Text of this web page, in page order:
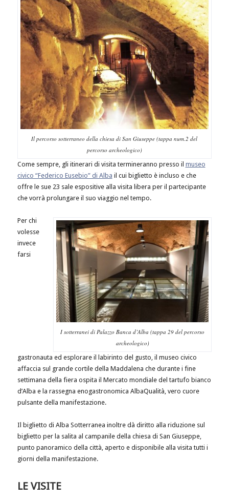
Il percorso sotterraneo della chiesa di San Giuseppe (tappa num.2 del
percorso archeologico)
Come sempre, gli itinerari di visita termineranno presso il museo
civico “Federico Eusebio” di Alba il cui biglietto è incluso e che
offre le sue 23 sale espositive alla visita libera per il partecipante
che vorrà prolungare il suo viaggio nel tempo.
I sotterranei di Palazzo Banca d’Alba (tappa 29 del percorso
archeologico)
Per chi
volesse
invece
farsi
gastronauta ed esplorare il labirinto del gusto, il museo civico
affaccia sul grande cortile della Maddalena che durante i fine
settimana della fiera ospita il Mercato mondiale del tartufo bianco
d’Alba e la rassegna enogastronomica AlbaQualità, vero cuore
pulsante della manifestazione.
Il biglietto di Alba Sotterranea inoltre dà diritto alla riduzione sul
biglietto per la salita al campanile della chiesa di San Giuseppe,
punto panoramico della città, aperto e disponibile alla visita tutti i
giorni della manifestazione.
LE VISITE